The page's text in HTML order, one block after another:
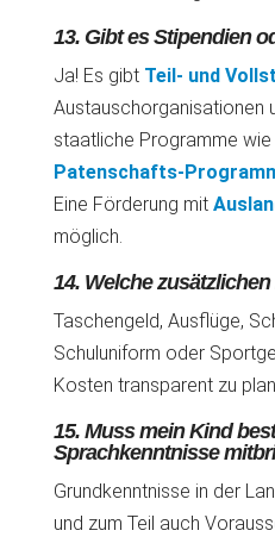
13. Gibt es Stipendien
Ja! Es gibt Teil- und
Austauschorganisationen
staatliche Programme wie
Patenschafts-
Eine Förderung mit
möglich.
14. Welche
Taschengeld, Ausflüge,
Schuluniform oder
Kosten transparent zu
15. Muss mein Kind
Sprachkenntnisse
Grundkenntnisse in der
und zum Teil auch